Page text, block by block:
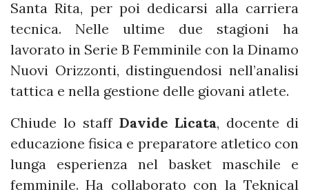
Santa Rita, per poi dedicarsi alla carriera
tecnica. Nelle ultime due stagioni ha
lavorato in Serie B Femminile con la Dinamo
Nuovi Orizzonti, distinguendosi nell’analisi
tattica e nella gestione delle giovani atlete.
Chiude lo staff Davide Licata, docente di
educazione fisica e preparatore atletico con
lunga esperienza nel basket maschile e
femminile. Ha collaborato con la Teknical